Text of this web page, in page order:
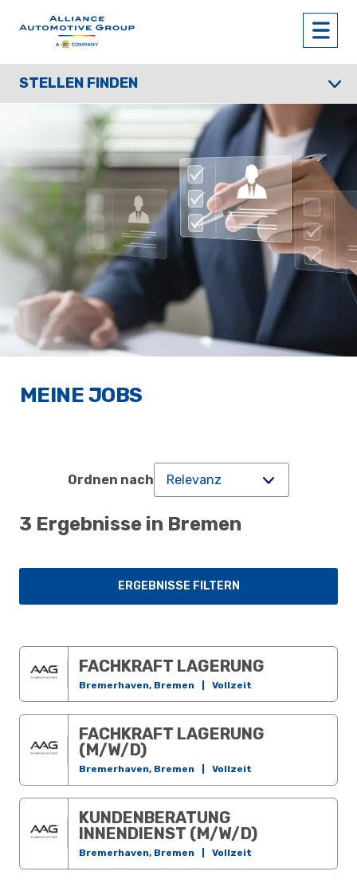
STELLEN FINDEN
MEINE JOBS
Ordnen nach
3 Ergebnisse in Bremen
ERGEBNISSE FILTERN
FACHKRAFT LAGERUNG
Bremerhaven, Bremen Vollzeit
FACHKRAFT LAGERUNG
(M/W/D)
Bremerhaven, Bremen Vollzeit
KUNDENBERATUNG
INNENDIENST (M/W/D)
Bremerhaven, Bremen Vollzeit